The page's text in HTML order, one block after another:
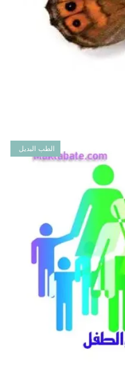
الطب البديل